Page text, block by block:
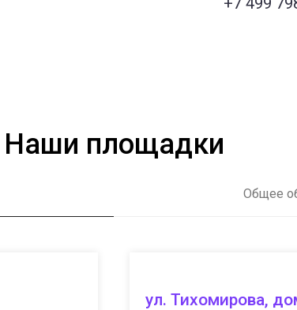
Наши площадки
Общее
ул. Тихомирова,